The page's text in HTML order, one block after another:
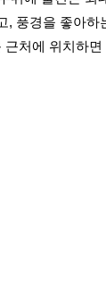
, 풍경을 좋아하
근처에 위치하